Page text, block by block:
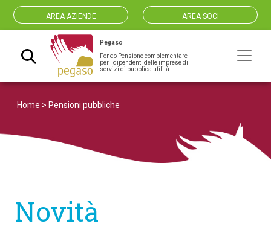
AREA AZIENDE AREA SOCI
Navigazione principale
Pegaso
Fondo Pensione complementare
per i dipendenti delle imprese di
servizi di pubblica utilità
Home > Pensioni pubbliche
Novità